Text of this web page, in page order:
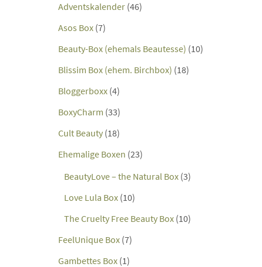
Adventskalender (46)
Asos Box (7)
Beauty-Box (ehemals Beautesse) (10)
Blissim Box (ehem. Birchbox) (18)
Bloggerboxx (4)
BoxyCharm (33)
Cult Beauty (18)
Ehemalige Boxen (23)
BeautyLove – the Natural Box (3)
Love Lula Box (10)
The Cruelty Free Beauty Box (10)
FeelUnique Box (7)
Gambettes Box (1)